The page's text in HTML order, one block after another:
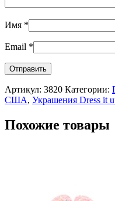
Имя *
Email *
Артикул: 3820 Категории:
США, Украшения Dress it
Похожие товары